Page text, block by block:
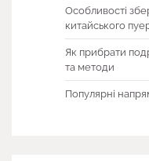
Особливості
китайського
Як прибрати
та методи
Популярні